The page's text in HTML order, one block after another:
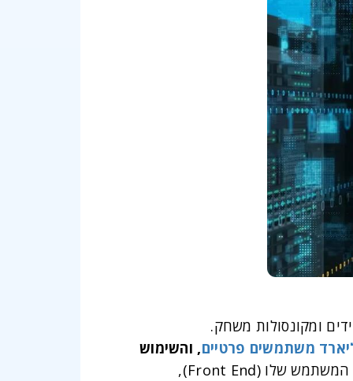
, והשימוש
. אבל הענן, בשביל רובנו, הוא מושג וירטואלי ותו-לא. אנחנו נחשפים רק לממשק המשתמש שלו (Front End),